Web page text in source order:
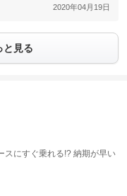
2020年04月19日
と見る
スにすぐ乗れる!? 納期が早い